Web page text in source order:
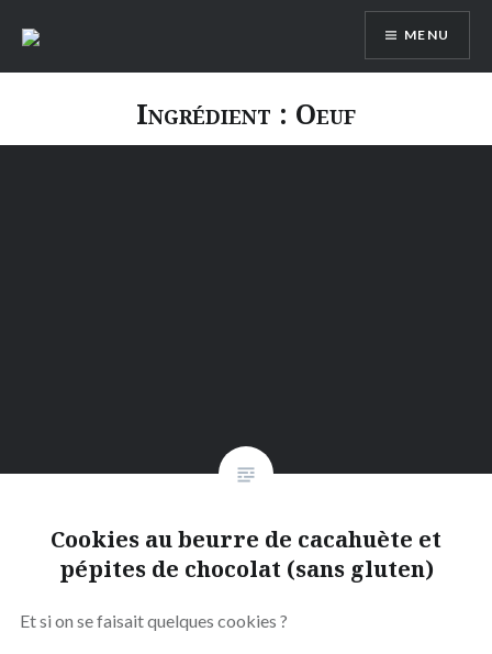
contenu
MENU
Ingrédient : Oeuf
Cookies au beurre de cacahuète et
pépites de chocolat (sans gluten)
Et si on se faisait quelques cookies ?